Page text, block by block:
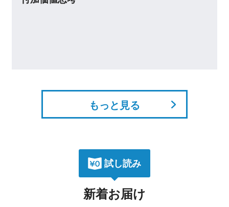
もっと見る
試し読み
新着お届け